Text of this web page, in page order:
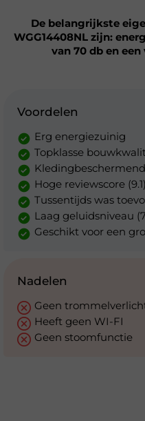
De belangrijkste
WGG14408NL zijn:
van 70 db en
Voordelen
Erg energiezuinig
Topklasse
Hoge reviewscore (9.1)
Tussentijds was
Laag geluidsniveau
Geschikt voor een
Nadelen
Geen
Heeft geen WI-FI
Geen stoomfunctie